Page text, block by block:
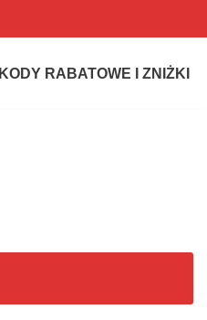
KODY RABATOWE I ZNIŻKI